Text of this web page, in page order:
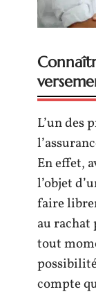
L’un des
En effet,
l’objet
faire
au rachat
tout
compte